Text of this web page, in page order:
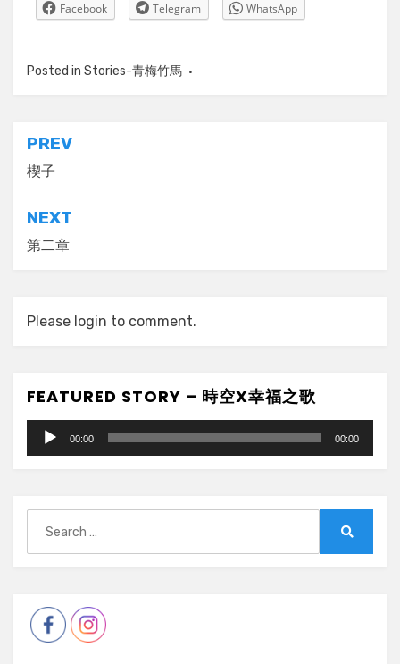
Facebook
Telegram WhatsApp
Posted in Stories-青梅竹馬
Post
navigation
PREV
楔子
NEXT
第二章
Please login to comment.
FEATURED STORY – 時空X幸福之歌
Audio
Player
00:00 00:00
for: